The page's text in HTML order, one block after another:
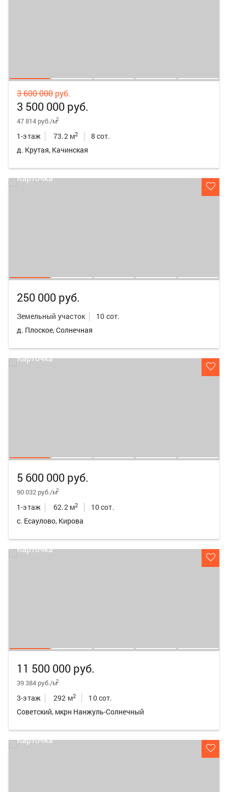
3 600 000 руб.
3 500 000 руб.
47 814 руб./м2
1-этаж 73.2 м2
8 сот.
д. Крутая, Качинская
250 000 руб.
Земельный участок
10 сот.
д. Плоское, Солнечная
5 600 000 руб.
90 032 руб./м2
1-этаж 62.2 м2
10 сот.
с. Есаулово, Кирова
11 500 000 руб.
39 384 руб./м2
3-этаж 292 м2
10 сот.
Советский, мкрн Нанжуль-Солнечный